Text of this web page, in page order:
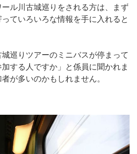
ール川古城巡りをされる方は、まず
ていろいろな情報を手に入れると
巡りツアーのミニバスが停まって
する人ですか」と係員に聞かれま
が多いのかもしれません。